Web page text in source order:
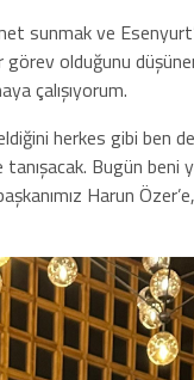
sunmak ve
olduğunu
çalışıyorum.
herkes gibi ben
Bugün beni
Harun